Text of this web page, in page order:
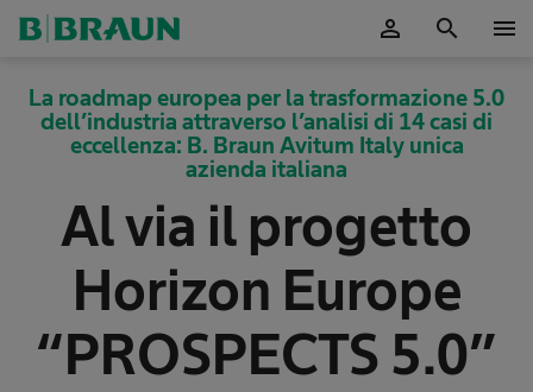
person search menu
La roadmap europea per la trasformazione 5.0
dell’industria attraverso l’analisi di 14 casi di
eccellenza: B. Braun Avitum Italy unica
azienda italiana
Al via il progetto
Horizon Europe
“PROSPECTS 5.0”